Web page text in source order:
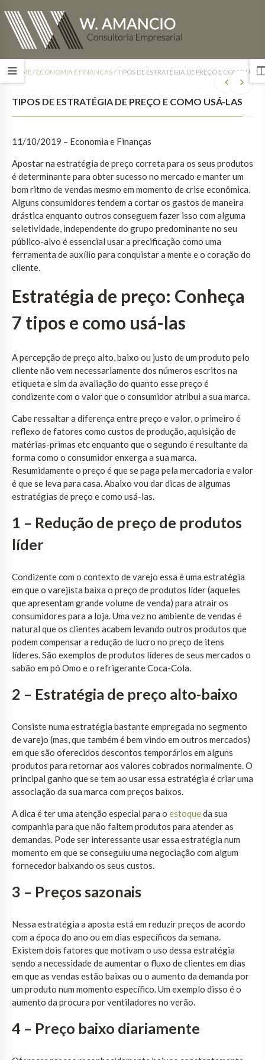
HOME/ ECONOMIA E FINANÇAS/TIPOS DE ESTRATÉGIA DE PREÇO E COMO USÁ-
TIPOS DE ESTRATÉGIA DE PREÇO E COMO USÁ-LAS
11/10/2019 – Economia e Finanças
Apostar na estratégia de preço correta para os seus produtos
é determinante para obter sucesso no mercado e manter um
bom ritmo de vendas mesmo em momento de crise econômica.
Alguns consumidores tendem a cortar os gastos de maneira
drástica enquanto outros conseguem fazer isso com alguma
seletividade, independente do grupo predominante no seu
público-alvo é essencial usar a precificação como uma
ferramenta de auxílio para conquistar a mente e o coração do
cliente.
Estratégia de preço: Conheça
7 tipos e como usá-las
A percepção de preço alto, baixo ou justo de um produto pelo
cliente não vem necessariamente dos números escritos na
etiqueta e sim da avaliação do quanto esse preço é
condizente com o valor que o consumidor atribui a sua marca.
Cabe ressaltar a diferença entre preço e valor, o primeiro é
reflexo de fatores como custos de produção, aquisição de
matérias-primas etc enquanto que o segundo é resultante da
forma como o consumidor enxerga a sua marca.
Resumidamente o preço é que se paga pela mercadoria e valor
é que se leva para casa. Abaixo vou dar dicas de algumas
estratégias de preço e como usá-las.
1 – Redução de preço de produtos
líder
Condizente com o contexto de varejo essa é uma estratégia
em que o varejista baixa o preço de produtos líder (aqueles
que apresentam grande volume de venda) para atrair os
consumidores para a loja. Uma vez no ambiente de vendas é
natural que os clientes acabem levando outros produtos que
podem compensar a redução de lucro no preço de itens
líderes. São exemplos de produtos líderes de seus mercados o
sabão em pó Omo e o refrigerante Coca-Cola.
2 – Estratégia de preço alto-baixo
Consiste numa estratégia bastante empregada no segmento
de varejo (mas, que também é bem vindo em outros mercados)
em que são oferecidos descontos temporários em alguns
produtos para retornar aos valores cobrados normalmente. O
principal ganho que se tem ao usar essa estratégia é criar uma
associação da sua marca com preços baixos.
A dica é ter uma atenção especial para o estoqueda sua
companhia para que não faltem produtos para atender as
demandas. Pode ser interessante usar essa estratégia num
momento em que se conseguiu uma negociação com algum
fornecedor baixando os seus custos.
3 – Preços sazonais
Nessa estratégia a aposta está em reduzir preços de acordo
com a época do ano ou em dias específicos da semana.
Existem dois fatores que motivam o uso dessa estratégia
sendo a necessidade de aumentar o fluxo de clientes em dias
em que as vendas estão baixas ou o aumento da demanda por
um produto num momento específico. Um exemplo disso é o
aumento da procura por ventiladores no verão.
4 – Preço baixo diariamente